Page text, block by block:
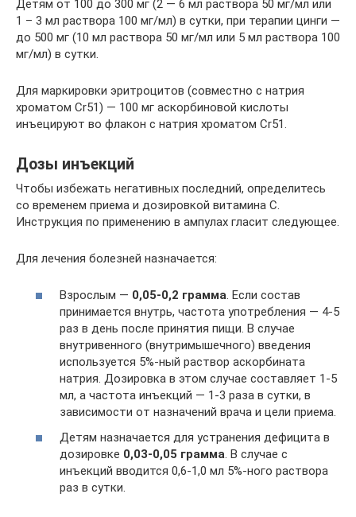
Детям от 100 до 300 мг (2 — 6 мл раствора 50 мг/мл или
1 – 3 мл раствора 100 мг/мл) в сутки, при терапии цинги —
до 500 мг (10 мл раствора 50 мг/мл или 5 мл раствора 100
мг/мл) в сутки.
Для маркировки эритроцитов (совместно с натрия
хроматом Cr51) — 100 мг аскорбиновой кислоты
инъецируют во флакон с натрия хроматом Cr51.
Дозы инъекций
Чтобы избежать негативных последний, определитесь
со временем приема и дозировкой витамина С.
Инструкция по применению в ампулах гласит следующее.
Для лечения болезней назначается:
Взрослым — 0,05-0,2 грамма. Если состав
принимается внутрь, частота употребления — 4-5
раз в день после принятия пищи. В случае
внутривенного (внутримышечного) введения
используется 5%-ный раствор аскорбината
натрия. Дозировка в этом случае составляет 1-5
мл, а частота инъекций — 1-3 раза в сутки, в
зависимости от назначений врача и цели приема.
Детям назначается для устранения дефицита в
дозировке 0,03-0,05 грамма . В случае с
инъекций вводится 0,6-1,0 мл 5%-ного раствора
раз в сутки.